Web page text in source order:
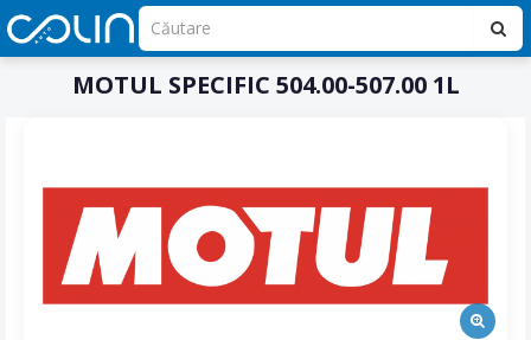
MOTUL SPECIFIC 504.00-507.00 1L